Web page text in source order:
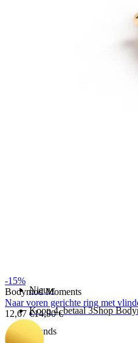
Nieuw
Koop 4, betaal 3Shop
Brands
-15%
Bodymod Moments
Naar voren gerichte ring met
12,67 €14,90 €